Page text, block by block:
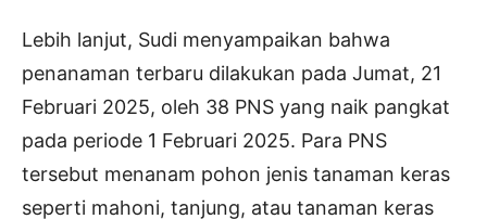
Lebih lanjut, Sudi menyampaikan bahwa
penanaman terbaru dilakukan pada Jumat, 21
Februari 2025, oleh 38 PNS yang naik pangkat
pada periode 1 Februari 2025. Para PNS
tersebut menanam pohon jenis tanaman keras
seperti mahoni, tanjung, atau tanaman keras